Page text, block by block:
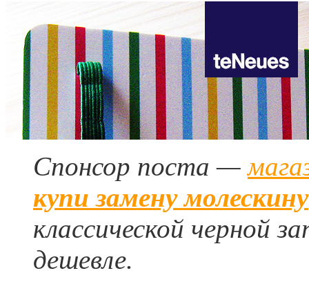
Спонсор поста —
купи замену молескину
классической черной
дешевле.